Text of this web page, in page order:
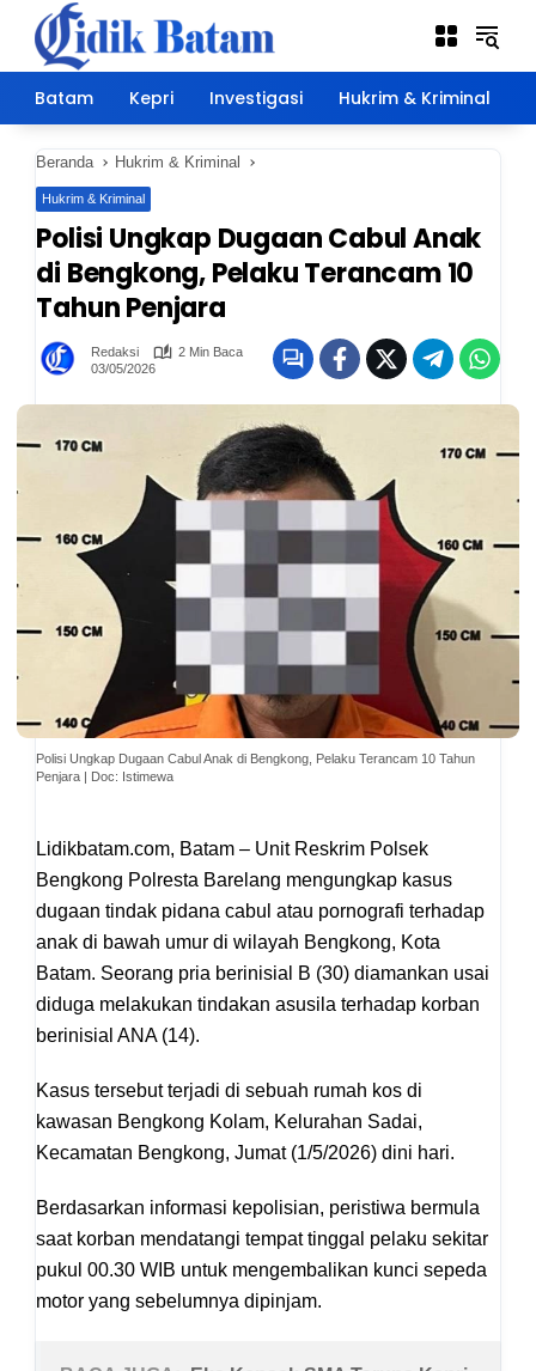
Langsung
konten
Batam Kepri Investigasi Hukrim & Kriminal
Beranda Hukrim & Kriminal
Hukrim & Kriminal
Polisi Ungkap Dugaan Cabul Anak
di Bengkong, Pelaku Terancam 10
Tahun Penjara
Redaksi
2 Min Baca
03/05/2026
Polisi Ungkap Dugaan Cabul Anak di Bengkong, Pelaku Terancam 10 Tahun
Penjara | Doc: Istimewa
Lidikbatam.com, Batam – Unit Reskrim Polsek
Bengkong Polresta Barelang mengungkap kasus
dugaan tindak pidana cabul atau pornografi terhadap
anak di bawah umur di wilayah Bengkong, Kota
Batam. Seorang pria berinisial B (30) diamankan usai
diduga melakukan tindakan asusila terhadap korban
berinisial ANA (14).
Kasus tersebut terjadi di sebuah rumah kos di
kawasan Bengkong Kolam, Kelurahan Sadai,
Kecamatan Bengkong, Jumat (1/5/2026) dini hari.
Berdasarkan informasi kepolisian, peristiwa bermula
saat korban mendatangi tempat tinggal pelaku sekitar
pukul 00.30 WIB untuk mengembalikan kunci sepeda
motor yang sebelumnya dipinjam.